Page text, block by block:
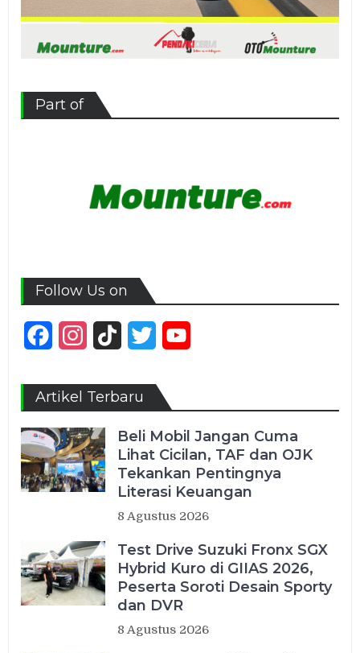
Part of
Follow Us on
FacebookInstagram
TikTok Twitter
Artikel Terbaru
Beli Mobil Jangan Cuma
Lihat Cicilan, TAF dan OJK
Tekankan Pentingnya
Literasi Keuangan
8 Agustus 2026
Test Drive Suzuki Fronx SGX
Hybrid Kuro di GIIAS 2026,
Peserta Soroti Desain Sporty
dan DVR
8 Agustus 2026